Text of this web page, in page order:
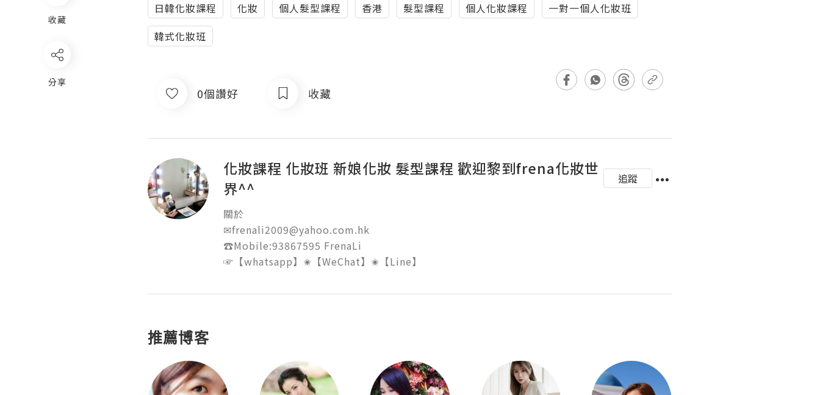
收藏
分享
日韓化妝課程 化妝 個人髮型課程 香港 髮型課程 個人化妝課程
一對一個人化妝班
韓式化妝班
0個讚好 收藏
化妝課程 化妝班 新娘化妝 髮型課程 歡迎黎到frena化妝世
界^^
追蹤
關於
✉frenali2009@yahoo.com.hk
☎Mobile:93867595 FrenaLi
推薦博客